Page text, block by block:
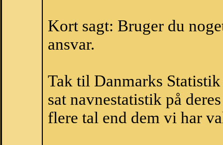
Kort sagt: Bruger du
ansvar.
Tak til Danmarks
sat navnestatistik på
flere tal end dem vi har